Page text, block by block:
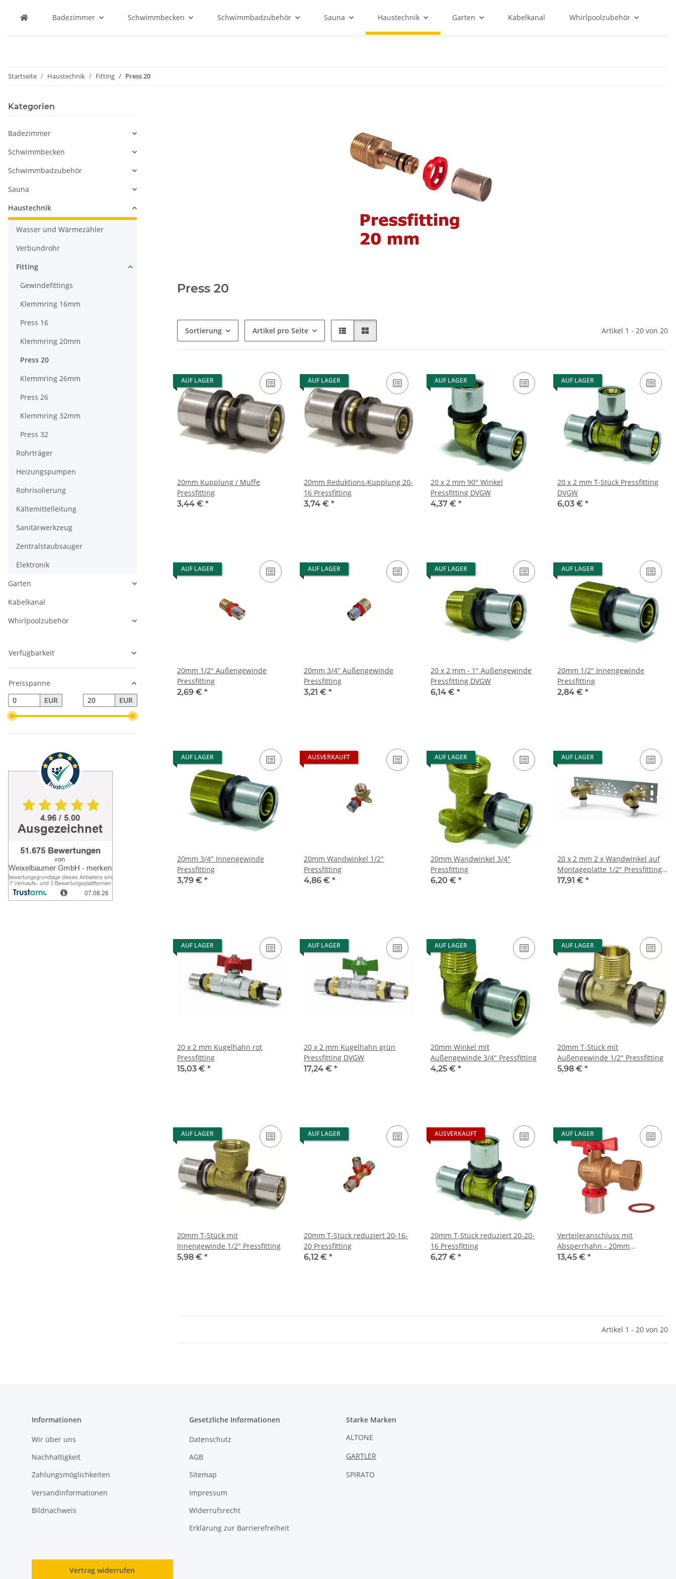
Badezimmer Schwimmbecken Schwimmbadzubehör Sauna Haustechnik Garten Kabelkanal Whirlpoolzubehör
Startseite Haustechnik Fitting Press 20
Press 20
Sortierung Artikel pro Seite Artikel 1 - 20 von 20
AUF LAGER
20mm Kupplung / Muffe
Pressfitting
3,44 € *
AUF LAGER
20mm Reduktions-Kupplung 20-
16 Pressfitting
3,74 € *
AUF LAGER
20 x 2 mm 90° Winkel
Pressfitting DVGW
4,37 € *
AUF LAGER
20 x 2 mm T-Stück Pressfitting
DVGW
6,03 € *
AUF LAGER
20mm 1/2" Außengewinde
Pressfitting
2,69 € *
AUF LAGER
20mm 3/4" Außengewinde
Pressfitting
3,21 € *
AUF LAGER
20 x 2 mm - 1" Außengewinde
Pressfitting DVGW
6,14 € *
AUF LAGER
20mm 1/2" Innengewinde
Pressfitting
2,84 € *
AUF LAGER
20mm 3/4" Innengewinde
Pressfitting
3,79 € *
AUSVERKAUFT
20mm Wandwinkel 1/2"
Pressfitting
4,86 € *
AUF LAGER
20mm Wandwinkel 3/4"
Pressfitting
6,20 € *
AUF LAGER
20 x 2 mm 2 x Wandwinkel auf
Montageplatte 1/2" Pressfitting
DVGW
17,91 € *
AUF LAGER
20 x 2 mm Kugelhahn rot
Pressfitting
15,03 € *
AUF LAGER
20 x 2 mm Kugelhahn grün
Pressfitting DVGW
17,24 € *
AUF LAGER
20mm Winkel mit
Außengewinde 3/4" Pressfitting
4,25 € *
AUF LAGER
20mm T-Stück mit
Außengewinde 1/2" Pressfitting
5,98 € *
AUF LAGER
20mm T-Stück mit
Innengewinde 1/2" Pressfitting
5,98 € *
AUF LAGER
20mm T-Stück reduziert 20-16-
20 Pressfitting
6,12 € *
AUSVERKAUFT
20mm T-Stück reduziert 20-20-
16 Pressfitting
6,27 € *
AUF LAGER
Verteileranschluss mit
Absperrhahn - 20mm
Pressfitting
13,45 € *
Artikel 1 - 20 von 20
Kategorien
Badezimmer
Schwimmbecken
Schwimmbadzubehör
Sauna
Haustechnik
Wasser und Wärmezähler
Verbundrohr
Fitting
Gewindefittings
Klemmring 16mm
Press 16
Klemmring 20mm
Press 20
Klemmring 26mm
Press 26
Klemmring 32mm
Press 32
Rohrträger
Heizungspumpen
Rohrisolierung
Kältemittelleitung
Sanitärwerkzeug
Zentralstaubsauger
Elektronik
Garten
Kabelkanal
Whirlpoolzubehör
Verfügbarkeit
Preisspanne
EUR
EUR
Informationen
Wir über uns
Nachhaltigkeit
Zahlungsmöglichkeiten
Versandinformationen
Bildnachweis
Gesetzliche Informationen
Datenschutz
AGB
Sitemap
Impressum
Widerrufsrecht
Erklärung zur Barrierefreiheit
Starke Marken
ALTONE
GARTLER
SPIRATO
Vertrag widerrufen